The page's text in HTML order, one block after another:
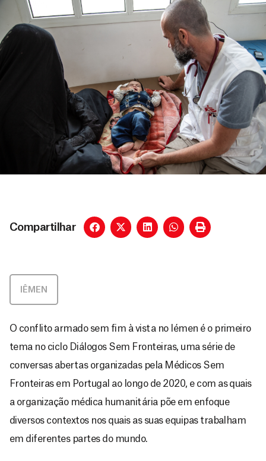
Compartilhar
IÊMEN
O conflito armado sem fim à vista no Iémen é o primeiro
tema no ciclo Diálogos Sem Fronteiras, uma série de
conversas abertas organizadas pela Médicos Sem
Fronteiras em Portugal ao longo de 2020, e com as quais
a organização médica humanitária põe em enfoque
diversos contextos nos quais as suas equipas trabalham
em diferentes partes do mundo.